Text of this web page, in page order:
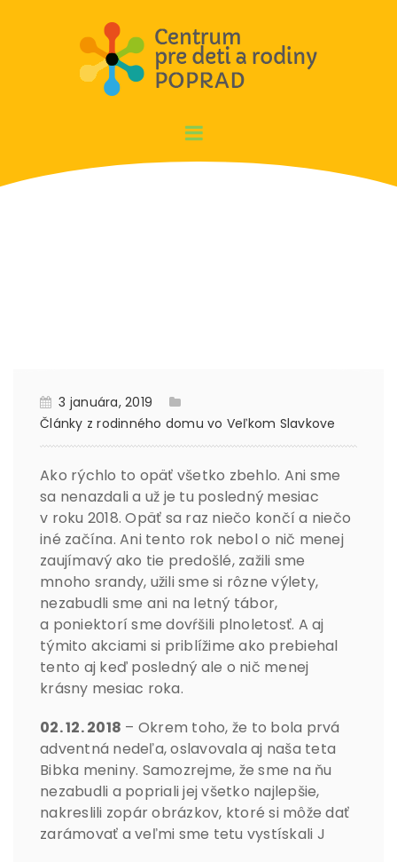
3 januára, 2019
Články z rodinného domu vo Veľkom Slavkove
Ako rýchlo to opäť všetko zbehlo. Ani sme
sa nenazdali a už je tu posledný mesiac
v roku 2018. Opäť sa raz niečo končí a niečo
iné začína. Ani tento rok nebol o nič menej
zaujímavý ako tie predošlé, zažili sme
mnoho srandy, užili sme si rôzne výlety,
nezabudli sme ani na letný tábor,
a poniektorí sme dovŕšili plnoletosť. A aj
týmito akciami si priblížime ako prebiehal
tento aj keď posledný ale o nič menej
krásny mesiac roka.
02. 12. 2018 – Okrem toho, že to bola prvá
adventná nedeľa, oslavovala aj naša teta
Bibka meniny. Samozrejme, že sme na ňu
nezabudli a popriali jej všetko najlepšie,
nakreslili zopár obrázkov, ktoré si môže dať
zarámovať a veľmi sme tetu vystískali J